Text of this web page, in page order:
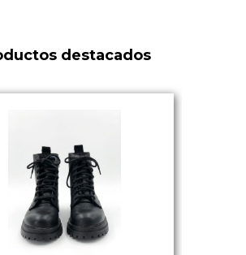
destacados